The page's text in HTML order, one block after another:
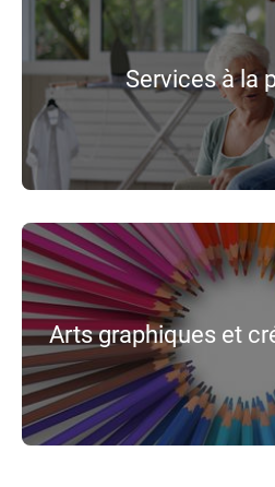
Services à la
Arts graphiques et